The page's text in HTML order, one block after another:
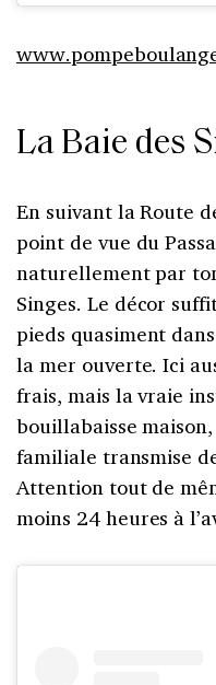
La Baie des
En suivant la Route
point de vue du
naturellement par
Singes. Le décor
pieds quasiment
la mer ouverte. Ici
frais, mais la vraie
bouillabaisse
familiale transmise
Attention tout de
moins 24 heures à